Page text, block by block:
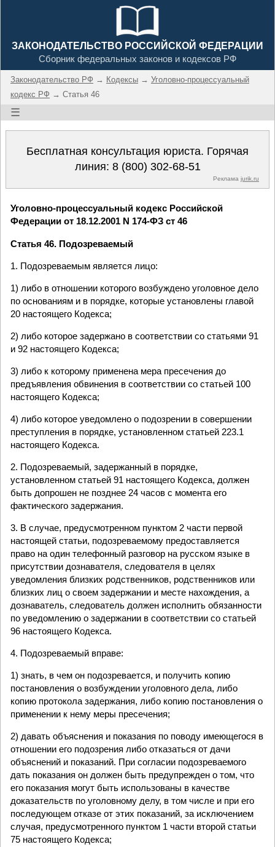
ЗАКОНОДАТЕЛЬСТВО РОССИЙСКОЙ ФЕДЕРАЦИИ
Сборник федеральных законов и кодексов РФ
Законодательство РФ → Кодексы → Уголовно-процессуальный
кодекс РФ → Статья 46
☰
Бесплатная консультация юриста. Горячая
линия: 8 (800) 302-68-51
Реклама jurik.ru
Уголовно-процессуальный кодекс Российской
Федерации от 18.12.2001 N 174-ФЗ ст 46
Статья 46. Подозреваемый
1. Подозреваемым является лицо:
1) либо в отношении которого возбуждено уголовное дело
по основаниям и в порядке, которые установлены главой
20 настоящего Кодекса;
2) либо которое задержано в соответствии со статьями 91
и 92 настоящего Кодекса;
3) либо к которому применена мера пресечения до
предъявления обвинения в соответствии со статьей 100
настоящего Кодекса;
4) либо которое уведомлено о подозрении в совершении
преступления в порядке, установленном статьей 223.1
настоящего Кодекса.
2. Подозреваемый, задержанный в порядке,
установленном статьей 91 настоящего Кодекса, должен
быть допрошен не позднее 24 часов с момента его
фактического задержания.
3. В случае, предусмотренном пунктом 2 части первой
настоящей статьи, подозреваемому предоставляется
право на один телефонный разговор на русском языке в
присутствии дознавателя, следователя в целях
уведомления близких родственников, родственников или
близких лиц о своем задержании и месте нахождения, а
дознаватель, следователь должен исполнить обязанности
по уведомлению о задержании в соответствии со статьей
96 настоящего Кодекса.
4. Подозреваемый вправе:
1) знать, в чем он подозревается, и получить копию
постановления о возбуждении уголовного дела, либо
копию протокола задержания, либо копию постановления о
применении к нему меры пресечения;
2) давать объяснения и показания по поводу имеющегося в
отношении его подозрения либо отказаться от дачи
объяснений и показаний. При согласии подозреваемого
дать показания он должен быть предупрежден о том, что
его показания могут быть использованы в качестве
доказательств по уголовному делу, в том числе и при его
последующем отказе от этих показаний, за исключением
случая, предусмотренного пунктом 1 части второй статьи
75 настоящего Кодекса;